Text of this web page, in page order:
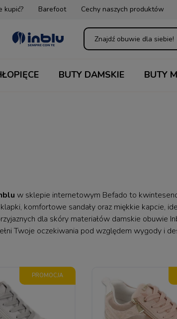
kupić? Barefoot Cechy naszych produktów
BUTY DAMSKIE BUTY
w sklepie internetowym Befado to
komfortowe sandały oraz miękkie kapcie,
dla skóry materiałów damskie obuwie
Twoje oczekiwania pod względem wygody i
PROMOCJA